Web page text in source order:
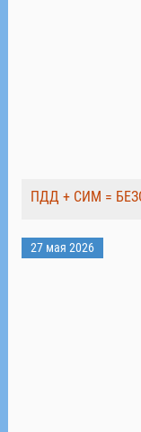
ПДД + СИМ =
27 мая 2026